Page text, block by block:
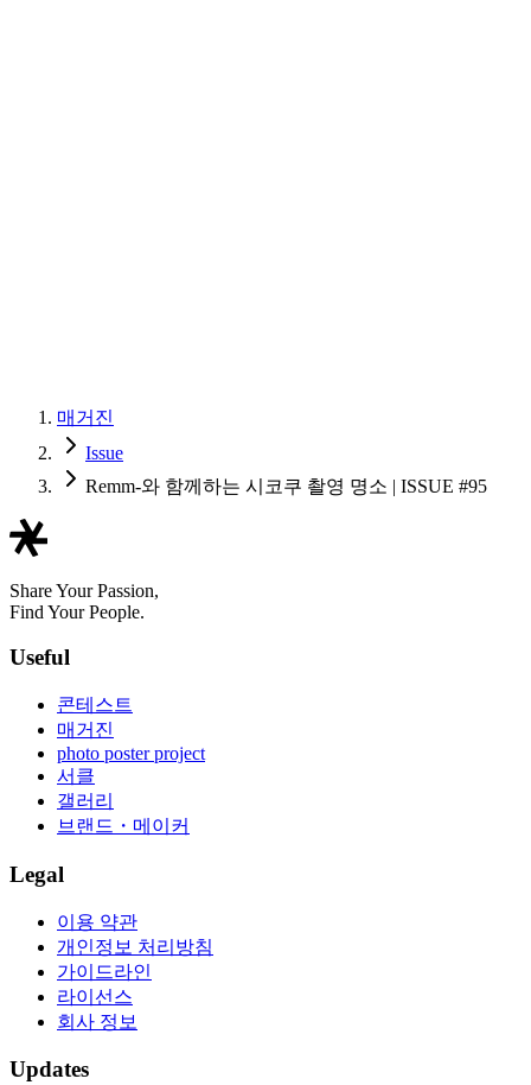
매거진
Issue
Remm-와 함께하는 시코쿠 촬영 명소 | ISSUE #95
Share Your Passion,
Find Your People.
Useful
콘테스트
매거진
photo poster project
서클
갤러리
브랜드・메이커
Legal
이용 약관
개인정보 처리방침
가이드라인
라이선스
회사 정보
Updates